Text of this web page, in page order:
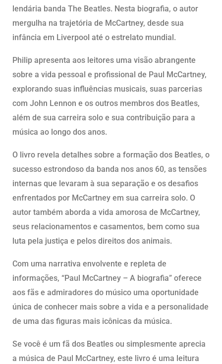
lendária banda The Beatles. Nesta biografia, o autor
mergulha na trajetória de McCartney, desde sua
infância em Liverpool até o estrelato mundial.
Philip apresenta aos leitores uma visão abrangente
sobre a vida pessoal e profissional de Paul McCartney,
explorando suas influências musicais, suas parcerias
com John Lennon e os outros membros dos Beatles,
além de sua carreira solo e sua contribuição para a
música ao longo dos anos.
O livro revela detalhes sobre a formação dos Beatles, o
sucesso estrondoso da banda nos anos 60, as tensões
internas que levaram à sua separação e os desafios
enfrentados por McCartney em sua carreira solo. O
autor também aborda a vida amorosa de McCartney,
seus relacionamentos e casamentos, bem como sua
luta pela justiça e pelos direitos dos animais.
Com uma narrativa envolvente e repleta de
informações, “Paul McCartney – A biografia” oferece
aos fãs e admiradores do músico uma oportunidade
única de conhecer mais sobre a vida e a personalidade
de uma das figuras mais icônicas da música.
Se você é um fã dos Beatles ou simplesmente aprecia
a música de Paul McCartney, este livro é uma leitura